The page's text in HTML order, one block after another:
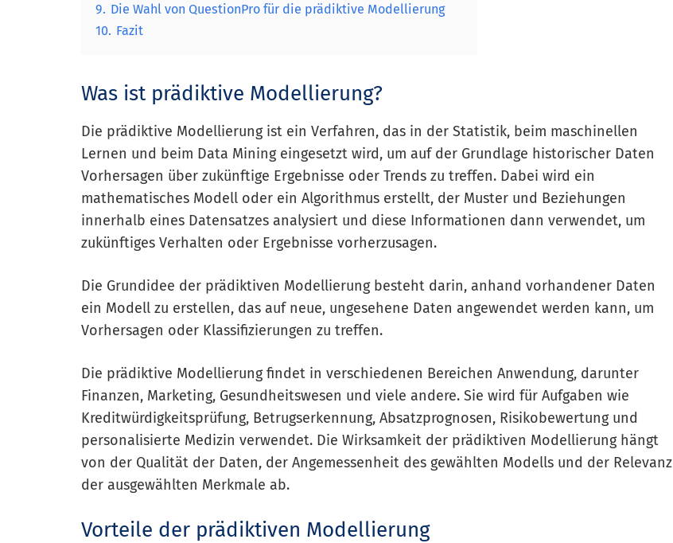
9. Die Wahl von QuestionPro für die prädiktive Modellierung
10. Fazit
Was ist prädiktive Modellierung?
Die prädiktive Modellierung ist ein Verfahren, das in der Statistik, beim maschinellen
Lernen und beim Data Mining eingesetzt wird, um auf der Grundlage historischer Daten
Vorhersagen über zukünftige Ergebnisse oder Trends zu treffen. Dabei wird ein
mathematisches Modell oder ein Algorithmus erstellt, der Muster und Beziehungen
innerhalb eines Datensatzes analysiert und diese Informationen dann verwendet, um
zukünftiges Verhalten oder Ergebnisse vorherzusagen.
Die Grundidee der prädiktiven Modellierung besteht darin, anhand vorhandener Daten
ein Modell zu erstellen, das auf neue, ungesehene Daten angewendet werden kann, um
Vorhersagen oder Klassifizierungen zu treffen.
Die prädiktive Modellierung findet in verschiedenen Bereichen Anwendung, darunter
Finanzen, Marketing, Gesundheitswesen und viele andere. Sie wird für Aufgaben wie
Kreditwürdigkeitsprüfung, Betrugserkennung, Absatzprognosen, Risikobewertung und
personalisierte Medizin verwendet. Die Wirksamkeit der prädiktiven Modellierung hängt
von der Qualität der Daten, der Angemessenheit des gewählten Modells und der Relevanz
der ausgewählten Merkmale ab.
Vorteile der prädiktiven Modellierung